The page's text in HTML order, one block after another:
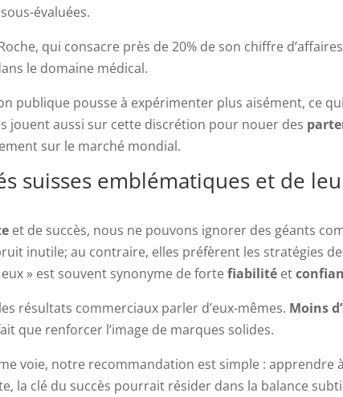
évaluées.
qui consacre près de 20% de son chiffre
le domaine médical.
publique pousse à expérimenter plus aisément, ce
jouent aussi sur cette discrétion pour nouer des
sur le marché mondial.
suisses emblématiques et de
et de succès, nous ne pouvons ignorer des géants
inutile; au contraire, elles préfèrent les stratégies
» est souvent synonyme de fortefiabilité et
résultats commerciaux parler d’eux-mêmes. Moins
que renforcer l’image de marques solides.
voie, notre recommandation est simple :
la clé du succès pourrait résider dans la balance